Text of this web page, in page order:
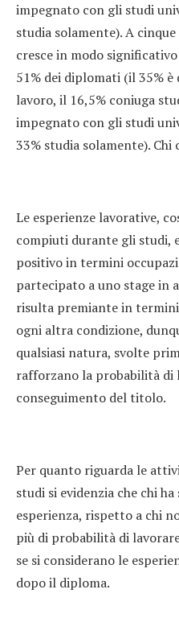
impegnato con gli studi
studia solamente). A
cresce in modo
51% dei diplomati (il 35%
lavoro, il 16,5% coniuga
impegnato con gli studi
33% studia solamente). Chi
Le esperienze lavorative,
compiuti durante gli studi,
positivo in termini
partecipato a uno stage in
risulta premiante in
ogni altra condizione,
qualsiasi natura, svolte
rafforzano la probabilità di
conseguimento del titolo.
Per quanto riguarda le
studi si evidenzia che chi
esperienza, rispetto a chi
più di probabilità di
se si considerano le
dopo il diploma.